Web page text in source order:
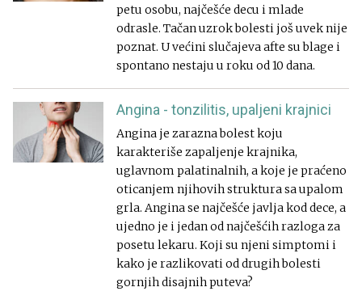
petu osobu, najčešće decu i mlade
odrasle. Tačan uzrok bolesti još uvek nije
poznat. U većini slučajeva afte su blage i
spontano nestaju u roku od 10 dana.
Angina - tonzilitis, upaljeni krajnici
Angina je zarazna bolest koju
karakteriše zapaljenje krajnika,
uglavnom palatinalnih, a koje je praćeno
oticanjem njihovih struktura sa upalom
grla. Angina se najčešće javlja kod dece, a
ujedno je i jedan od najčešćih razloga za
posetu lekaru. Koji su njeni simptomi i
kako je razlikovati od drugih bolesti
gornjih disajnih puteva?